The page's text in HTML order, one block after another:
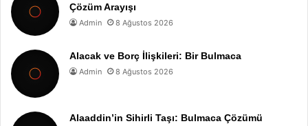
Çözüm Arayışı
Admin 8 Ağustos 2026
Alacak ve Borç İlişkileri: Bir Bulmaca
Admin 8 Ağustos 2026
Alaaddin’in Sihirli Taşı: Bulmaca Çözümü